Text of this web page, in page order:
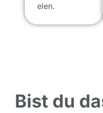
elen.
Bist du